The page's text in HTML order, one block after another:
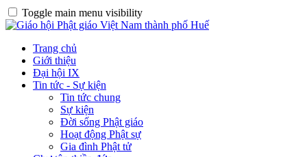
Toggle main menu visibility
Trang chủ
Giới thiệu
Đại hội IX
Tin tức - Sự kiện
Tin tức chung
Sự kiện
Đời sống Phật giáo
Hoạt động Phật sự
Gia đình Phật tử